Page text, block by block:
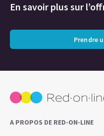
En savoir plus sur
Prendre
A PROPOS DE RED-ON-LINE